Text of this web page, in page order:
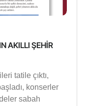
AKILLI ŞEHİR
tatile çıktı,
konserler
sabah